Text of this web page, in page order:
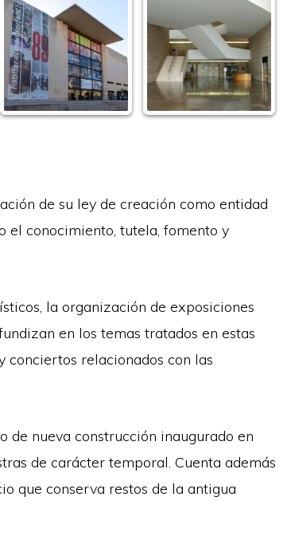
de su ley de creación como entidad
el conocimiento, tutela, fomento y
la organización de exposiciones
en los temas tratados en estas
conciertos relacionados con las
de nueva construcción inaugurado en
de carácter temporal. Cuenta además
que conserva restos de la antigua